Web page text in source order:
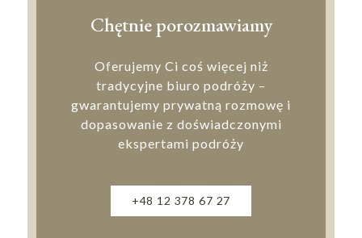
Chętnie porozmawiamy
Oferujemy Ci coś więcej niż
tradycyjne biuro podróży –
gwarantujemy prywatną rozmowę i
dopasowanie z doświadczonymi
ekspertami podróży
+48 12 378 67 27